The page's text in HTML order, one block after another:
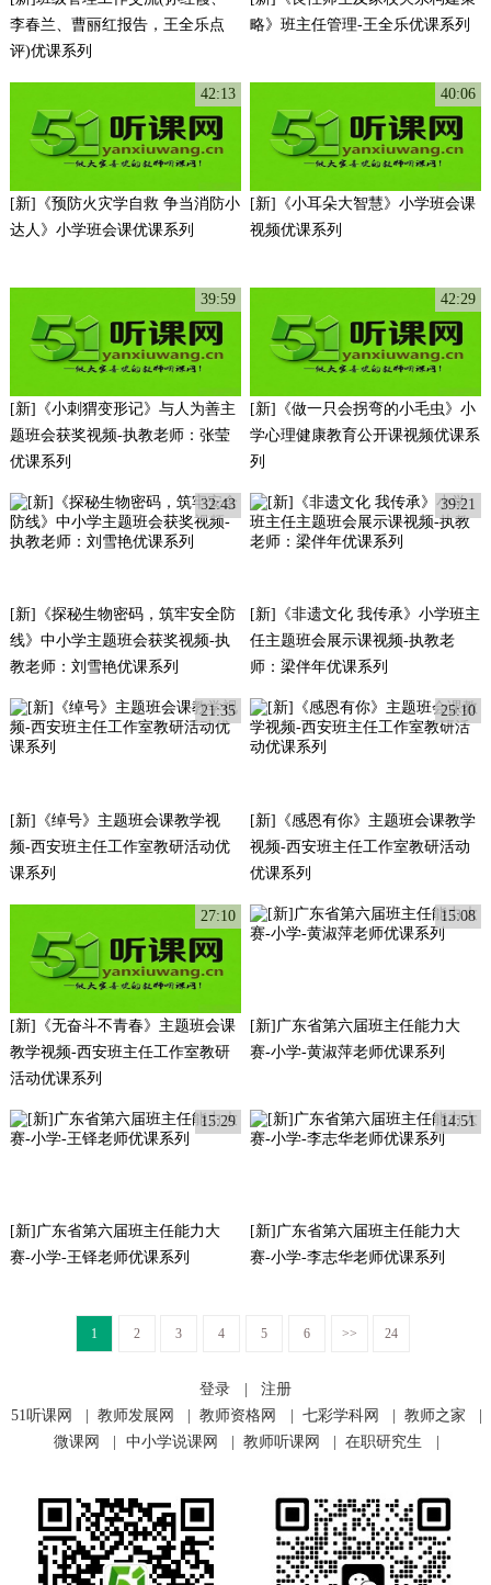
李春兰、曹丽红报告，王全乐点
评)优课系列
略》班主任管理-王全乐优课系列
42:13
[新]《预防火灾学自救 争当消防小
达人》小学班会课优课系列
40:06
[新]《小耳朵大智慧》小学班会课
视频优课系列
39:59
[新]《小刺猬变形记》与人为善主
题班会获奖视频-执教老师：张莹
优课系列
42:29
[新]《做一只会拐弯的小毛虫》小
学心理健康教育公开课视频优课系
列
32:43
[新]《探秘生物密码，筑牢安全防
线》中小学主题班会获奖视频-执
教老师：刘雪艳优课系列
39:21
[新]《非遗文化 我传承》小学班主
任主题班会展示课视频-执教老
师：梁伴年优课系列
21:35
[新]《绰号》主题班会课教学视
频-西安班主任工作室教研活动优
课系列
25:10
[新]《感恩有你》主题班会课教学
视频-西安班主任工作室教研活动
优课系列
27:10
[新]《无奋斗不青春》主题班会课
教学视频-西安班主任工作室教研
活动优课系列
15:08
[新]广东省第六届班主任能力大
赛-小学-黄淑萍老师优课系列
15:29
[新]广东省第六届班主任能力大
赛-小学-王铎老师优课系列
14:51
[新]广东省第六届班主任能力大
赛-小学-李志华老师优课系列
1 2 3 4 5 6 >> 24
登录
注册
51听课网
教师发展网 教师资格网 七彩学科网 教师之家
微课网
中小学说课网 教师听课网 在职研究生